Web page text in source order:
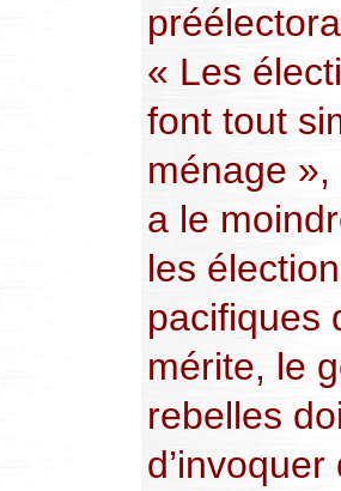
« Les
font tout
ménage »,
a le
les
pacifiques
mérite, le
rebelles